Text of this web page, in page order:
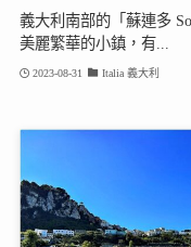
義大利南部的「蘇連多
美麗繁華的小鎮，有...
2023-08-31 Italia 義大利